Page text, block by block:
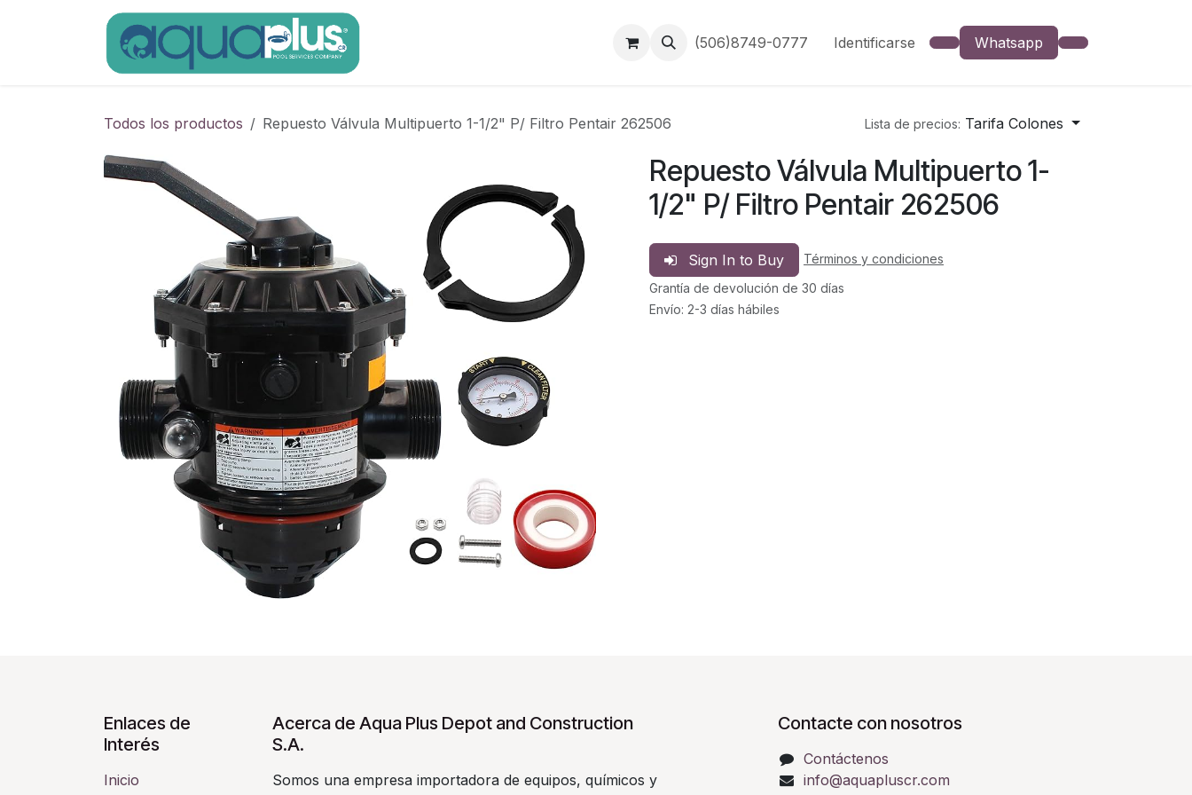
(506)8749-0777 Identificarse Whatsapp
Todos los productos Repuesto Válvula Multipuerto 1-1/2" P/ Filtro Pentair 262506 Lista de precios: Tarifa Colones
Repuesto Válvula Multipuerto 1-
1/2" P/ Filtro Pentair 262506
Sign In to Buy
Términos y condiciones
Grantía de devolución de 30 días
Envío: 2-3 días hábiles
Enlaces de
Interés
Inicio
Acerca de Aqua Plus Depot and Construction
S.A.
Somos una empresa importadora de equipos, químicos y
Contacte con nosotros
Contáctenos
info@aquapluscr.com